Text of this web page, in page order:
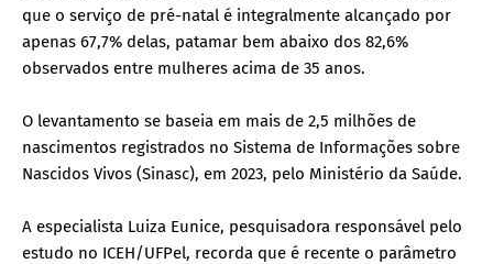
que o serviço de pré-natal é integralmente alcançado por
apenas 67,7% delas, patamar bem abaixo dos 82,6%
observados entre mulheres acima de 35 anos.
O levantamento se baseia em mais de 2,5 milhões de
nascimentos registrados no Sistema de Informações sobre
Nascidos Vivos (Sinasc), em 2023, pelo Ministério da Saúde.
A especialista Luiza Eunice, pesquisadora responsável pelo
estudo no ICEH/UFPel, recorda que é recente o parâmetro